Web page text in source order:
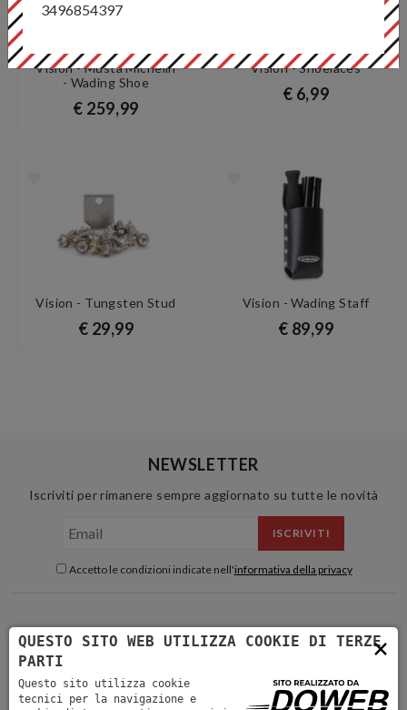
Vision - Musta Michelin
- Wading Shoe
€ 259,99
Vision - Shoelaces
€ 6,99
Vision - Tungsten Stud
€ 29,99
Vision - Wading Staff
€ 89,99
NEWSLETTER
Iscriviti per rimanere sempre aggiornato su tutte le novità
ISCRIVITI
Accetto le condizioni indicate nell'informativa della privacy
3496854397
×
QUESTO SITO WEB UTILIZZA COOKIE DI TERZE
PARTI
Questo sito utilizza cookie
tecnici per la navigazione e